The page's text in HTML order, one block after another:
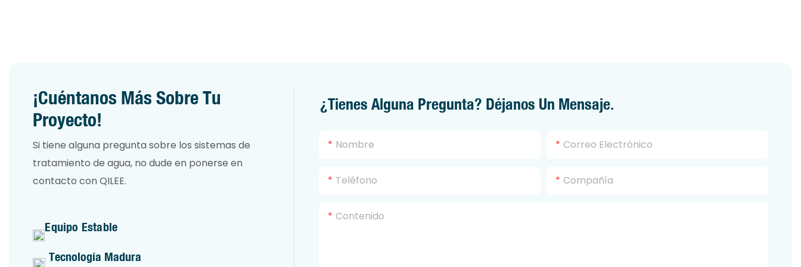
¡Cuéntanos Más Sobre Tu
Proyecto!
Si tiene alguna pregunta sobre los sistemas de
tratamiento de agua, no dude en ponerse en
contacto con QILEE.
Equipo Estable
Tecnología Madura
¿Tienes Alguna Pregunta? Déjanos Un Mensaje.
Nombre Correo Electrónico
Teléfono Compañía
Contenido